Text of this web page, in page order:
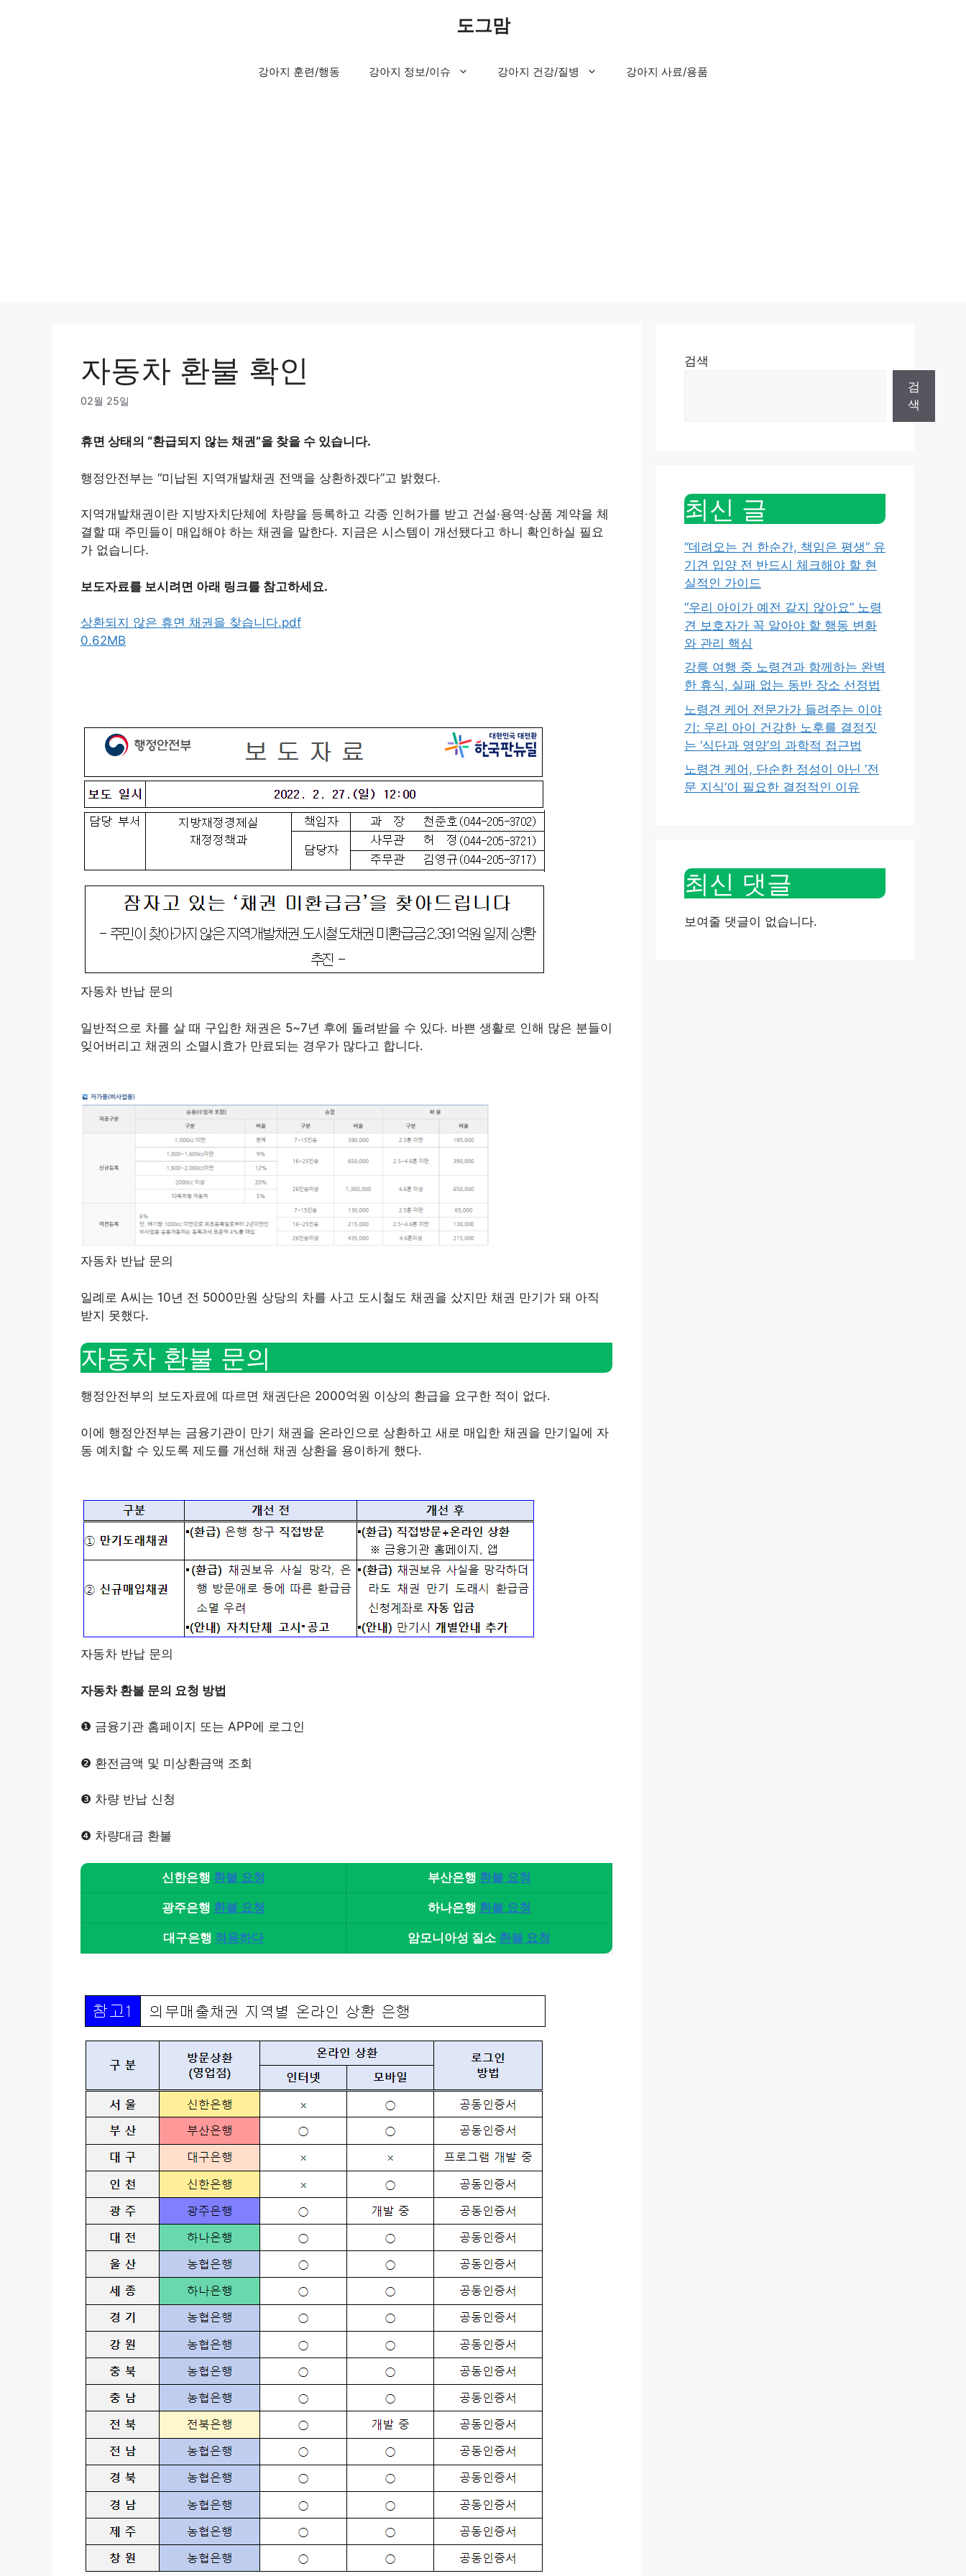
도그맘
강아지 훈련/행동 강아지 정보/이슈 강아지 건강/질병 강아지 사료/용품
자동차 환불 확인
02월 25일
휴면 상태의 “환급되지 않는 채권”을 찾을 수 있습니다.
행정안전부는 “미납된 지역개발채권 전액을 상환하겠다”고 밝혔다.
지역개발채권이란 지방자치단체에 차량을 등록하고 각종 인허가를 받고 건설·용역·상품 계약을 체
결할 때 주민들이 매입해야 하는 채권을 말한다. 지금은 시스템이 개선됐다고 하니 확인하실 필요
가 없습니다.
보도자료를 보시려면 아래 링크를 참고하세요.
상환되지 않은 휴면 채권을 찾습니다.pdf
0.62MB
자동차 반납 문의
일반적으로 차를 살 때 구입한 채권은 5~7년 후에 돌려받을 수 있다. 바쁜 생활로 인해 많은 분들이
잊어버리고 채권의 소멸시효가 만료되는 경우가 많다고 합니다.
자동차 반납 문의
일례로 A씨는 10년 전 5000만원 상당의 차를 사고 도시철도 채권을 샀지만 채권 만기가 돼 아직
받지 못했다.
자동차 환불 문의
행정안전부의 보도자료에 따르면 채권단은 2000억원 이상의 환급을 요구한 적이 없다.
이에 행정안전부는 금융기관이 만기 채권을 온라인으로 상환하고 새로 매입한 채권을 만기일에 자
동 예치할 수 있도록 제도를 개선해 채권 상환을 용이하게 했다.
자동차 반납 문의
자동차 환불 문의 요청 방법
❶ 금융기관 홈페이지 또는 APP에 로그인
❷ 환전금액 및 미상환금액 조회
❸ 차량 반납 신청
❹ 차량대금 환불
신한은행 환불 요청 부산은행 환불 요청
광주은행 환불 요청 하나은행 환불 요청
대구은행 적용하다 암모니아성 질소 환불 요청
검색
검
색
최신 글
“데려오는 건 한순간, 책임은 평생” 유
기견 입양 전 반드시 체크해야 할 현
실적인 가이드
“우리 아이가 예전 같지 않아요” 노령
견 보호자가 꼭 알아야 할 행동 변화
와 관리 핵심
강릉 여행 중 노령견과 함께하는 완벽
한 휴식, 실패 없는 동반 장소 선정법
노령견 케어 전문가가 들려주는 이야
기: 우리 아이 건강한 노후를 결정짓
는 ‘식단과 영양’의 과학적 접근법
노령견 케어, 단순한 정성이 아닌 ‘전
문 지식’이 필요한 결정적인 이유
최신 댓글
보여줄 댓글이 없습니다.